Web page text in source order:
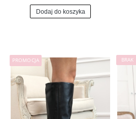
Dodaj do koszyka
PROMOCJA